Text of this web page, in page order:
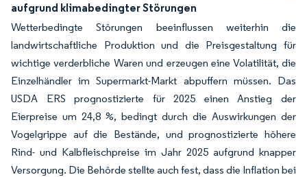
aufgrund klimabedingter Störungen
Wetterbedingte Störungen beeinflussen weiterhin die
landwirtschaftliche Produktion und die Preisgestaltung für
wichtige verderbliche Waren und erzeugen eine Volatilität, die
Einzelhändler im Supermarkt-Markt abpuffern müssen. Das
USDA ERS prognostizierte für 2025 einen Anstieg der
Eierpreise um 24,8 %, bedingt durch die Auswirkungen der
Vogelgrippe auf die Bestände, und prognostizierte höhere
Rind- und Kalbfleischpreise im Jahr 2025 aufgrund knapper
Versorgung. Die Behörde stellte auch fest, dass die Inflation bei